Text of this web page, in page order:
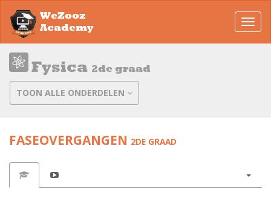
WeZooz
Academy
Fysica 2de graad
TOON ALLE ONDERDELEN
FASEOVERGANGEN 2DE GRAAD